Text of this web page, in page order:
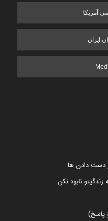
آمریکا
ایران
دست دادن ها
نابود نکن
پاسخ)